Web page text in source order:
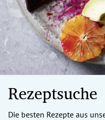
Rezeptsuche
Die besten Rezepte aus